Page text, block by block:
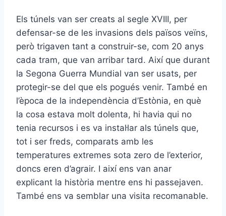
Els túnels van ser creats al segle XVIII, per
defensar-se de les invasions dels països veïns,
però trigaven tant a construir-se, com 20 anys
cada tram, que van arribar tard. Així que durant
la Segona Guerra Mundial van ser usats, per
protegir-se del que els pogués venir. També en
l’època de la independència d’Estònia, en què
la cosa estava molt dolenta, hi havia qui no
tenia recursos i es va instal·lar als túnels que,
tot i ser freds, comparats amb les
temperatures extremes sota zero de l’exterior,
doncs eren d’agrair. I així ens van anar
explicant la història mentre ens hi passejaven.
També ens va semblar una visita recomanable.